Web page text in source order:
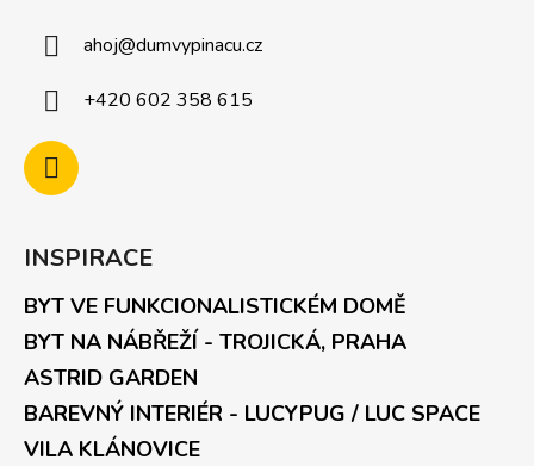
ahoj@dumvypinacu.cz
+420 602 358 615
INSPIRACE
BYT VE FUNKCIONALISTICKÉM DOMĚ
BYT NA NÁBŘEŽÍ - TROJICKÁ, PRAHA
ASTRID GARDEN
BAREVNÝ INTERIÉR - LUCYPUG / LUC SPACE
VILA KLÁNOVICE